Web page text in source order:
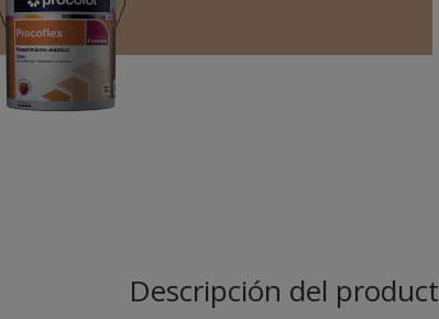
Descripción del